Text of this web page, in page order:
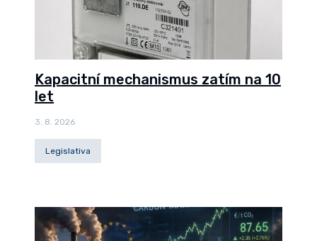
Kapacitní mechanismus zatím na 10
let
3. 8. 2026
Legislativa